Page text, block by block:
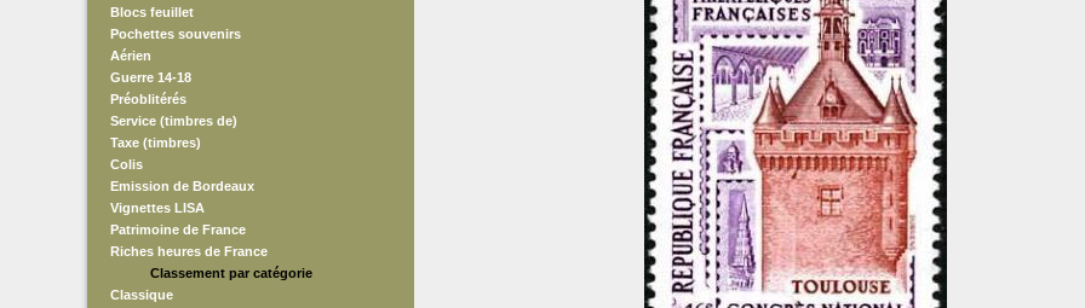
Blocs feuillet
Pochettes souvenirs
Aérien
Guerre 14-18
Préoblitérés
Service (timbres de)
Taxe (timbres)
Colis
Emission de Bordeaux
Vignettes LISA
Patrimoine de France
Riches heures de France
Classement par catégorie
Classique